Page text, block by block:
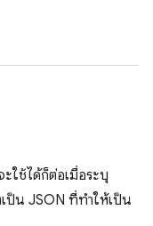
ใช้ได้ก็ต่อเมื่อระบุ
ป็น JSON ที่ทำให้เป็น